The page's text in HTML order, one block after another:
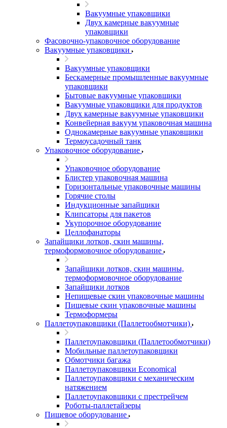
Вакуумные упаковщики
Двух камерные вакуумные
упаковщики
Фасовочно-упаковочное оборудование
Вакуумные упаковщики
Вакуумные упаковщики
Бескамерные промышленные вакуумные
упаковщики
Бытовые вакуумные упаковщики
Вакуумные упаковщики для продуктов
Двух камерные вакуумные упаковщики
Конвейерная вакуум упаковочная машина
Однокамерные вакуумные упаковщики
Термоусадочный танк
Упаковочное оборудование
Упаковочное оборудование
Блистер упаковочная машина
Горизонтальные упаковочные машины
Горячие столы
Индукционные запайщики
Клипсаторы для пакетов
Укупорочное оборудование
Целлофанаторы
Запайщики лотков, скин машины,
термоформовочное оборудование
Запайщики лотков, скин машины,
термоформовочное оборудование
Запайщики лотков
Непищевые скин упаковочные машины
Пищевые скин упаковочные машины
Термоформеры
Паллетоупаковщики (Паллетообмотчики)
Паллетоупаковщики (Паллетообмотчики)
Мобильные паллетоупаковщики
Обмотчики багажа
Паллетоупаковщики Economical
Паллетоупаковщики с механическим
натяжением
Паллетоупаковщики с престрейчем
Роботы-паллетайзеры
Пищевое оборудование